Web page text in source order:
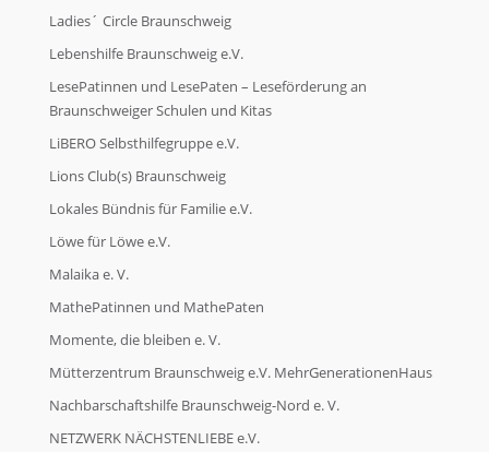
Ladies´ Circle Braunschweig
Lebenshilfe Braunschweig e.V.
LesePatinnen und LesePaten – Leseförderung an
Braunschweiger Schulen und Kitas
LiBERO Selbsthilfegruppe e.V.
Lions Club(s) Braunschweig
Lokales Bündnis für Familie e.V.
Löwe für Löwe e.V.
Malaika e. V.
MathePatinnen und MathePaten
Momente, die bleiben e. V.
Mütterzentrum Braunschweig e.V. MehrGenerationenHaus
Nachbarschaftshilfe Braunschweig-Nord e. V.
NETZWERK NÄCHSTENLIEBE e.V.